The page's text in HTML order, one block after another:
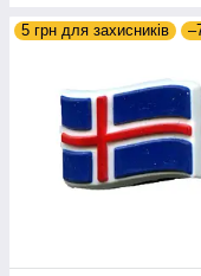
5 грн для захисників